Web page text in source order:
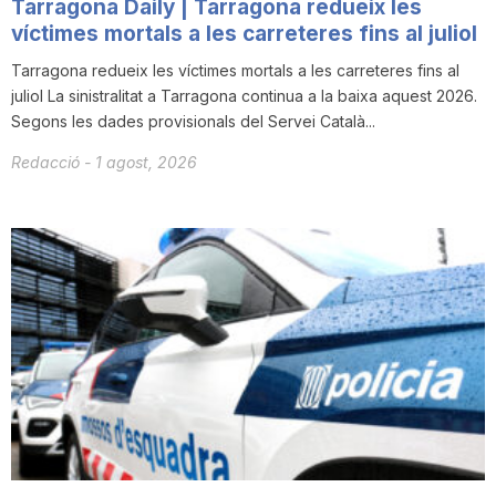
a
r
a
g
o
n
Tarragona Daily | Tarragona redueix les
víctimes mortals a les carreteres fins al juliol
Tarragona redueix les víctimes mortals a les carreteres fins al
juliol La sinistralitat a Tarragona continua a la baixa aquest 2026.
Segons les dades provisionals del Servei Català...
Redacció - 1 agost, 2026